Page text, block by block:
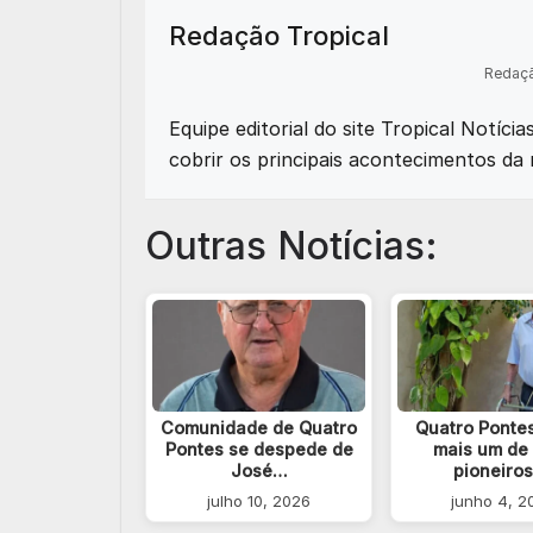
Redação Tropical
Equipe editorial do site Tropical
cobrir os principais acontecimentos da
Outras Notícias:
Comunidade de Quatro
Pontes se despede de
José…
julho 10, 2026
Quatro
mais um
junho 4,